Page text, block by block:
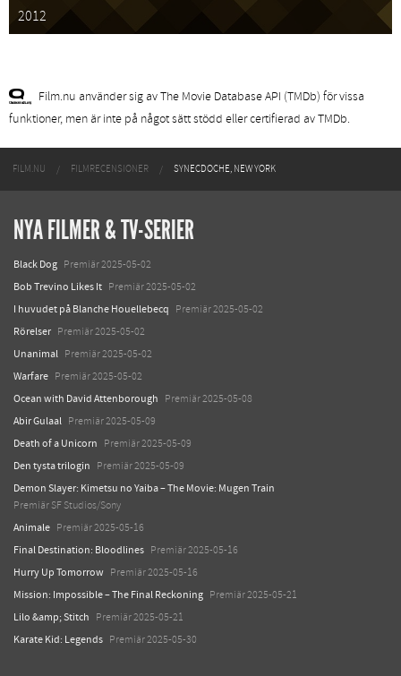
2012
Film.nu använder sig av The Movie Database API (TMDb) för vissa
funktioner, men är inte på något sätt stödd eller certifierad av TMDb.
FILM.NU FILMRECENSIONER SYNECDOCHE, NEW YORK
NYA FILMER & TV-SERIER
Black Dog Premiär 2025-05-02
Bob Trevino Likes It Premiär 2025-05-02
I huvudet på Blanche Houellebecq Premiär 2025-05-02
Rörelser Premiär 2025-05-02
Unanimal Premiär 2025-05-02
Warfare Premiär 2025-05-02
Ocean with David Attenborough Premiär 2025-05-08
Abir Gulaal Premiär 2025-05-09
Death of a Unicorn Premiär 2025-05-09
Den tysta trilogin Premiär 2025-05-09
Demon Slayer: Kimetsu no Yaiba – The Movie: Mugen Train
Premiär SF Studios/Sony
Animale Premiär 2025-05-16
Final Destination: Bloodlines Premiär 2025-05-16
Hurry Up Tomorrow Premiär 2025-05-16
Mission: Impossible – The Final Reckoning Premiär 2025-05-21
Lilo &amp; Stitch Premiär 2025-05-21
Karate Kid: Legends Premiär 2025-05-30